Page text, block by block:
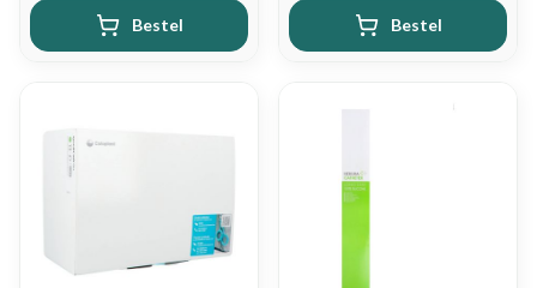
Bestel Bestel